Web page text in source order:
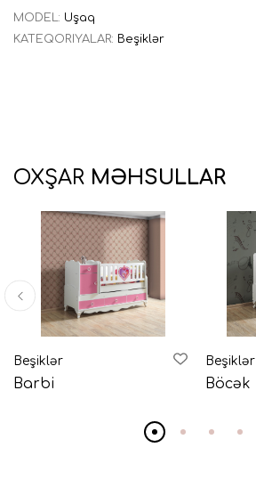
MODEL: Uşaq
KATEQORIYALAR: Beşiklər
OXŞAR MƏHSULLAR
Beşiklər
Barbi
Beşiklər
Böcək